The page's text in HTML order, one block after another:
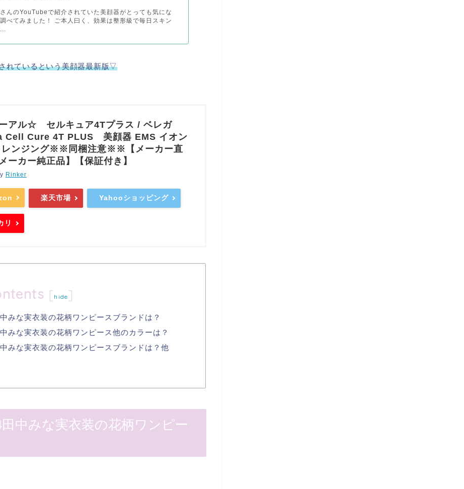
んのYouTubeで紹介されていた美顔器がとっても気にな
べてみました！ ご本人曰く、効果は整形級で毎日スキン
れているという美顔器最新版▽
アル☆ セルキュア4Tプラス / ベレガ
Cell Cure 4T PLUS 美顔器 EMS イオン
レンジング※※同梱注意※※【メーカー直
ーカー純正品】【保証付き】
Rinker
楽天市場 Yahooショッピング
リ
[ hide ]
みな実衣装の花柄ワンピースブランドは？
みな実衣装の花柄ワンピース他のカラーは？
みな実衣装の花柄ワンピースブランドは？他
中みな実衣装の花柄ワンピー